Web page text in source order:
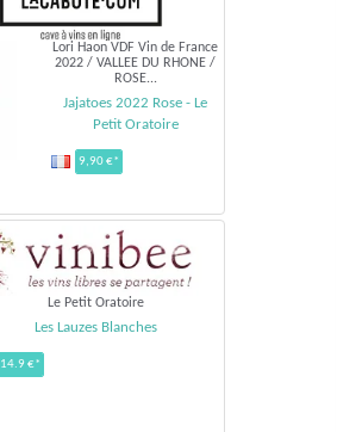
Lori Haon VDF Vin de France
2022 / VALLEE DU RHONE /
ROSE...
Jajatoes 2022 Rose - Le
Petit Oratoire
9,90 €*
Le Petit Oratoire
Les Lauzes Blanches
14.9 €*